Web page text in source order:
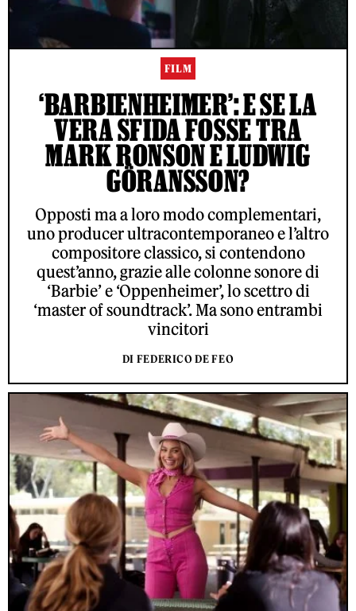
FILM
‘BARBIENHEIMER’: E SE LA
VERA SFIDA FOSSE TRA
MARK RONSON E LUDWIG
GÖRANSSON?
Opposti ma a loro modo complementari,
uno producer ultracontemporaneo e l’altro
compositore classico, si contendono
quest’anno, grazie alle colonne sonore di
‘Barbie’ e ‘Oppenheimer’, lo scettro di
‘master of soundtrack’. Ma sono entrambi
vincitori
DI FEDERICO DE FEO